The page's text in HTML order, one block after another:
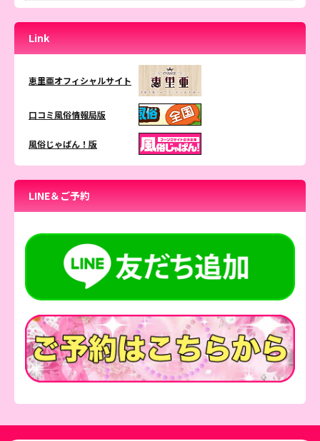
Link
恵里亜オフィシャルサイト
口コミ風俗情報局版
風俗じゃぱん！版
LINE＆ご予約